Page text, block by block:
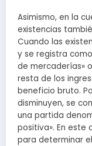
Asimismo, en la
existencias
Cuando las
y se registra
de mercaderías»
resta de los
beneficio bruto.
disminuyen, se
una partida
positiva». En este
para determinar